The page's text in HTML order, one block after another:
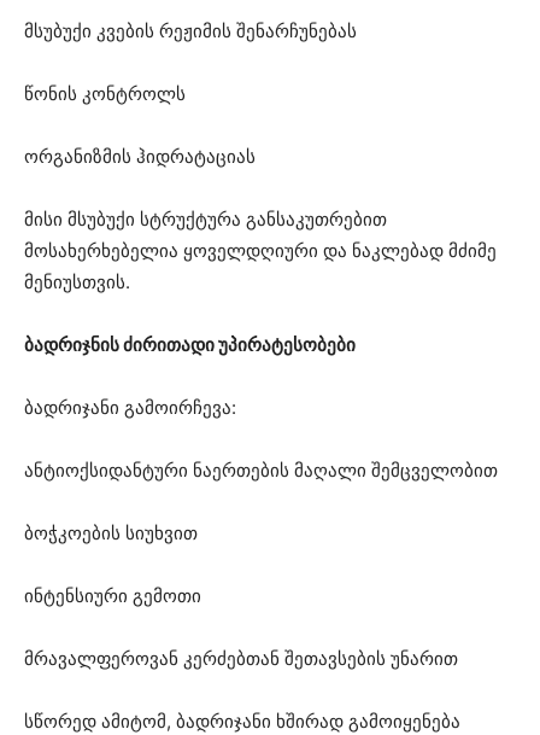
მსუბუქი კვების რეჟიმის შენარჩუნებას
წონის კონტროლს
ორგანიზმის ჰიდრატაციას
მისი მსუბუქი სტრუქტურა განსაკუთრებით
მოსახერხებელია ყოველდღიური და ნაკლებად მძიმე
მენიუსთვის.
ბადრიჯნის ძირითადი უპირატესობები
ბადრიჯანი გამოირჩევა:
ანტიოქსიდანტური ნაერთების მაღალი შემცველობით
ბოჭკოების სიუხვით
ინტენსიური გემოთი
მრავალფეროვან კერძებთან შეთავსების უნარით
სწორედ ამიტომ, ბადრიჯანი ხშირად გამოიყენება